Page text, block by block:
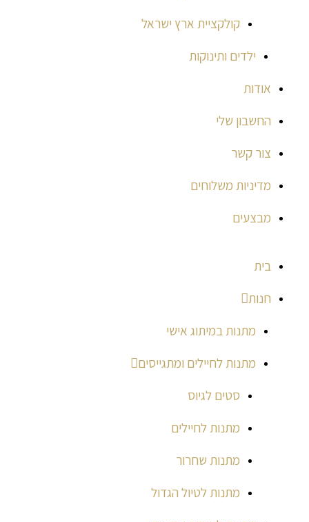
קולקציית ארץ ישראל
ילדים ותינוקות
אודות
החשבון שלי
צור קשר
מדיניות משלוחים
מבצעים
בית
חנות
מתנות במיתוג אישי
מתנות לחיילים ומתגייסים
סטים לגיוס
מתנות לחיילים
מתנות שחרור
מתנות לטיול הגדול